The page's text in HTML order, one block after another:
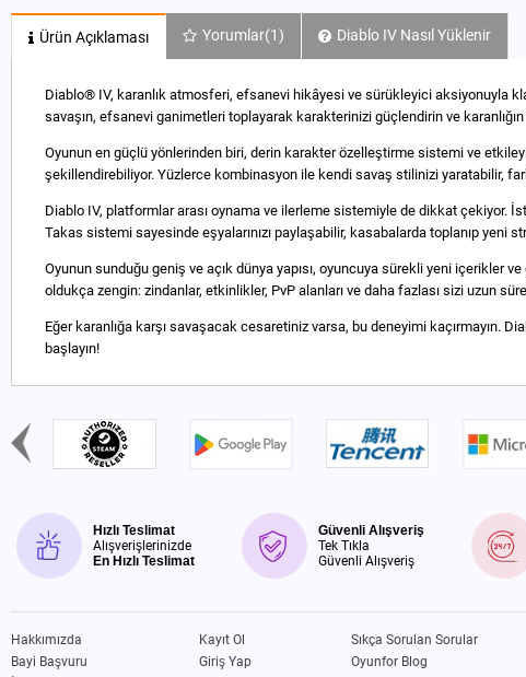
Ürün Açıklaması Yorumlar(1) Diablo IV Nasıl Yüklenir
Diablo® IV, karanlık atmosferi, efsanevi hikâyesi ve sürükleyici aksiyonuyla
savaşın, efsanevi ganimetleri toplayarak karakterinizi güçlendirin ve
Oyunun en güçlü yönlerinden biri, derin karakter özelleştirme sistemi ve
şekillendirebiliyor. Yüzlerce kombinasyon ile kendi savaş stilinizi yaratabilir,
Diablo IV, platformlar arası oynama ve ilerleme sistemiyle de dikkat çekiyor.
Takas sistemi sayesinde eşyalarınızı paylaşabilir, kasabalarda toplanıp yeni
Oyunun sunduğu geniş ve açık dünya yapısı, oyuncuya sürekli yeni içerikler
oldukça zengin: zindanlar, etkinlikler, PvP alanları ve daha fazlası sizi uzun
Eğer karanlığa karşı savaşacak cesaretiniz varsa, bu deneyimi kaçırmayın.
başlayın!
Hızlı Teslimat
Alışverişlerinizde
En Hızlı Teslimat
Güvenli Alışveriş
Tek Tıkla
Güvenli Alışveriş
Hakkımızda
Bayi Başvuru
Kayıt Ol
Giriş Yap
Sıkça Sorulan Sorular
Oyunfor Blog